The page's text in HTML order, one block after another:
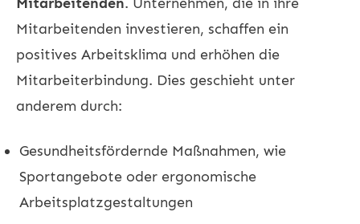
Mitarbeitenden investieren, schaffen ein
positives Arbeitsklima und erhöhen die
Mitarbeiterbindung. Dies geschieht unter
anderem durch:
Gesundheitsfördernde Maßnahmen, wie
Sportangebote oder ergonomische
Arbeitsplatzgestaltungen